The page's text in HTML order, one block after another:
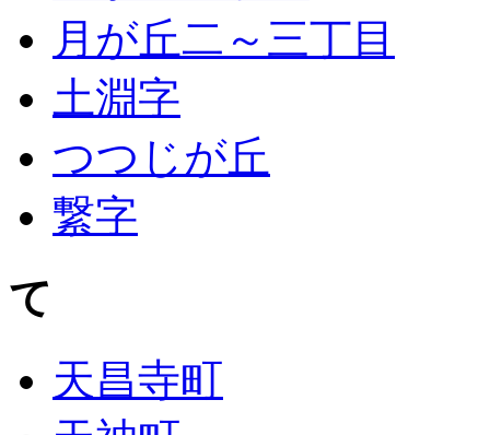
月が丘二～三丁目
土淵字
つつじが丘
繋字
て
天昌寺町